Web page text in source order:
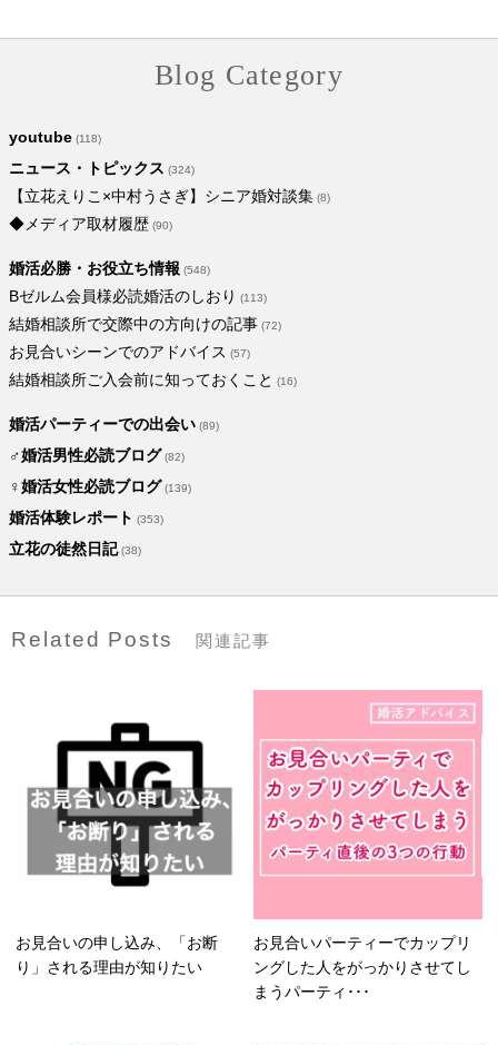
Blog Category
youtube (118)
ニュース・トピックス (324)
【立花えりこ×中村うさぎ】シニア婚対談集 (8)
◆メディア取材履歴 (90)
婚活必勝・お役立ち情報 (548)
Bゼルム会員様必読婚活のしおり (113)
結婚相談所で交際中の方向けの記事 (72)
お見合いシーンでのアドバイス (57)
結婚相談所ご入会前に知っておくこと (16)
婚活パーティーでの出会い (89)
♂婚活男性必読ブログ (82)
♀婚活女性必読ブログ (139)
婚活体験レポート (353)
立花の徒然日記(38)
Related Posts 関連記事
お見合いの申し込み、「お断
り」される理由が知りたい
お見合いパーティーでカップリ
ングした人をがっかりさせてし
まうパーティ･･･